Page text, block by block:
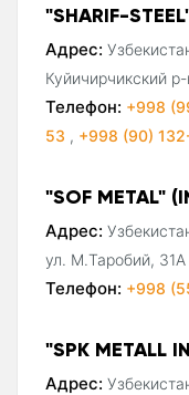
"SHARIF-
Адрес:
Куйичирчикский
Телефон: +998
53 , +998 (90)
"SOF METAL"
Адрес:
ул. М.Таробий, 31А
Телефон: +998
"SPK METALL
Адрес: